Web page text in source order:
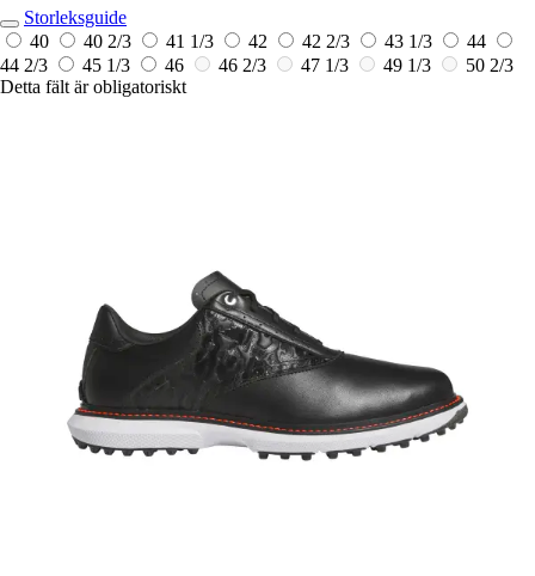
Storleksguide
40
40 2/3 41 1/3 42 42 2/3 43 1/3
44
44 2/3
45 1/3 46 46 2/3 47 1/3 49 1/3
50 2/3
Detta fält är obligatoriskt